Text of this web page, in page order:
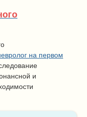
на первом
и